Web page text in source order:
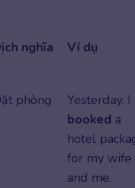
nghĩa Ví dụ
phòng
Yesterday, I
booked a
hotel
for my wife
and me.